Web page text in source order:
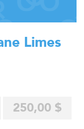
Limes
250,00 $